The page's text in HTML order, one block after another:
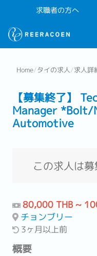
求職者の方へ
Home/タイの求人/求人詳
【募集終了】
Manager *Bolt/
Automotive
この求人は募
80,000 THB ~
チョンブリー
3ヶ月以上前
概要